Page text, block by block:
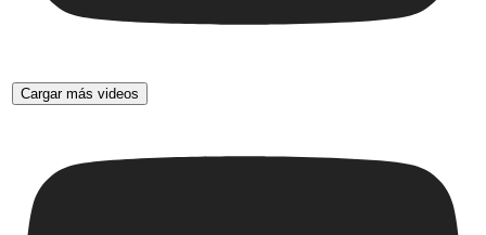
Cargar más videos